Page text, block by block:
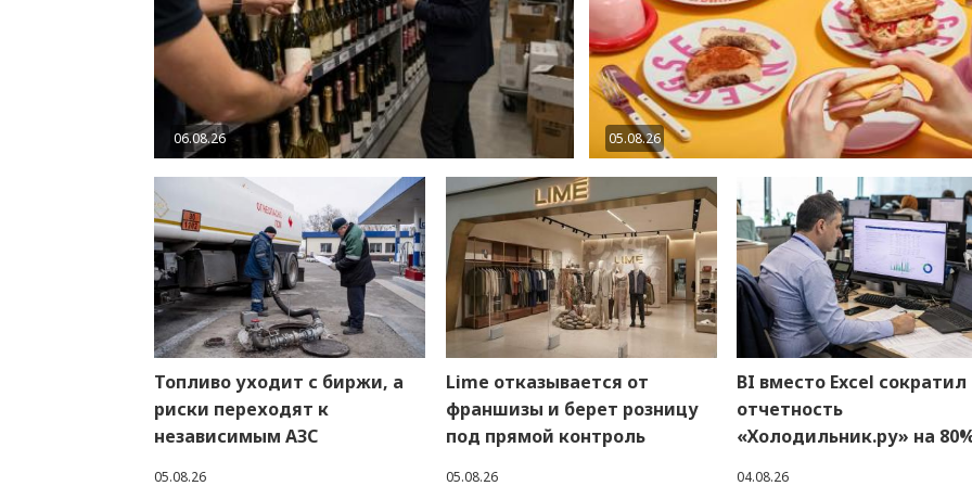
06.08.26 05.08.26
Топливо уходит с биржи, а
риски переходят к
независимым АЗС
05.08.26
Lime отказывается от
франшизы и берет розницу
под прямой контроль
05.08.26
BI вместо Excel сократил
отчетность
«Холодильник.ру» на
04.08.26